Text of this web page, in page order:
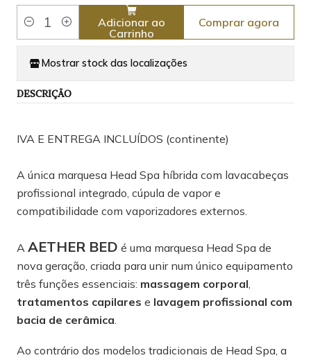
Quantidade
Adicionar ao
Carrinho
Comprar agora
Mostrar stock das localizações
DESCRIÇÃO
IVA E ENTREGA INCLUÍDOS (continente)
A única marquesa Head Spa híbrida com lavacabeças
profissional integrado, cúpula de vapor e
compatibilidade com vaporizadores externos.
A AETHER BED é uma marquesa Head Spa de
nova geração, criada para unir num único equipamento
três funções essenciais: massagem corporal
tratamentos capilares e lavagem profissional com
bacia de cerâmica
Ao contrário dos modelos tradicionais de Head Spa, a